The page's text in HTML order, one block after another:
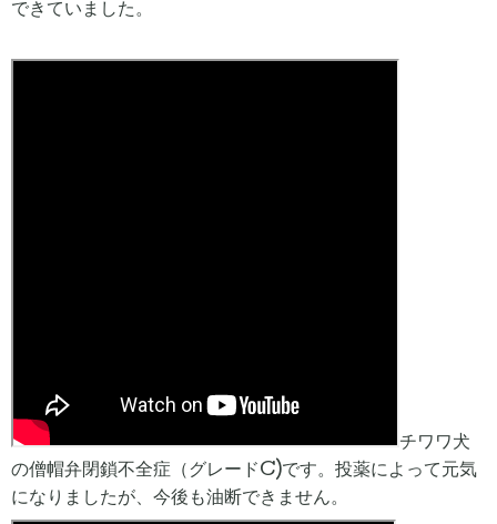
できていました。
チワワ犬
の僧帽弁閉鎖不全症（グレードC)です。投薬によって元気
になりましたが、今後も油断できません。